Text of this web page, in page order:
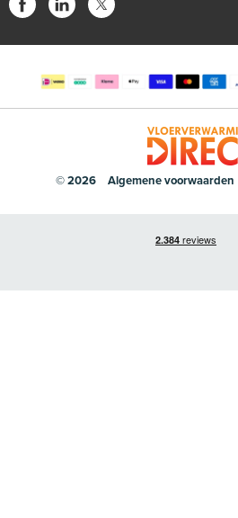
© 2026 Algemene voorwaarden